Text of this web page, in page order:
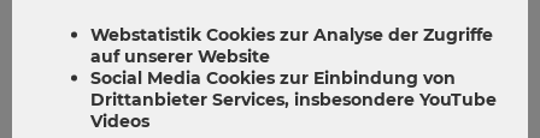
Webstatistik Cookies zur Analyse der Zugriffe
auf unserer Website
Social Media Cookies zur Einbindung von
Drittanbieter Services, insbesondere YouTube
Videos